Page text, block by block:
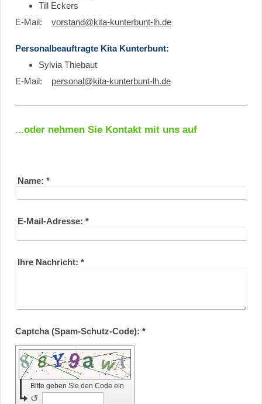
Till Eckers
E-Mail: vorstand@kita-kunterbunt-lh.de
Personalbeauftragte Kita Kunterbunt:
Sylvia Thiebaut
E-Mail: personal@kita-kunterbunt-lh.de
...oder nehmen Sie Kontakt mit uns auf
Name: *
E-Mail-Adresse: *
Ihre Nachricht: *
Captcha (Spam-Schutz-Code): *
Bitte geben Sie den Code ein
↺